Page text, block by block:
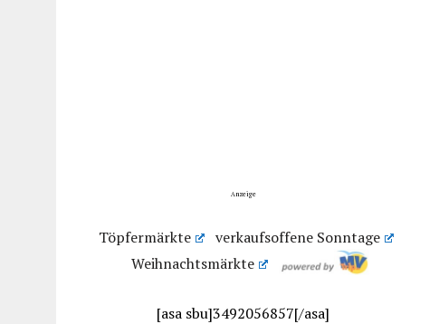
Anzeige
Töpfermärkte
verkaufsoffene Sonntage
Weihnachtsmärkte
[asa sbu]3492056857[/asa]